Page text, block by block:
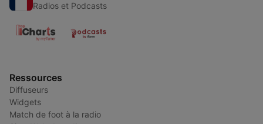
Radios et Podcasts
Ressources
Diffuseurs
Widgets
Match de foot à la radio